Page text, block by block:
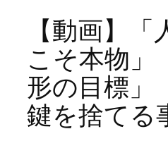
【動画】
こそ本物」
形の目標」
鍵を捨てる